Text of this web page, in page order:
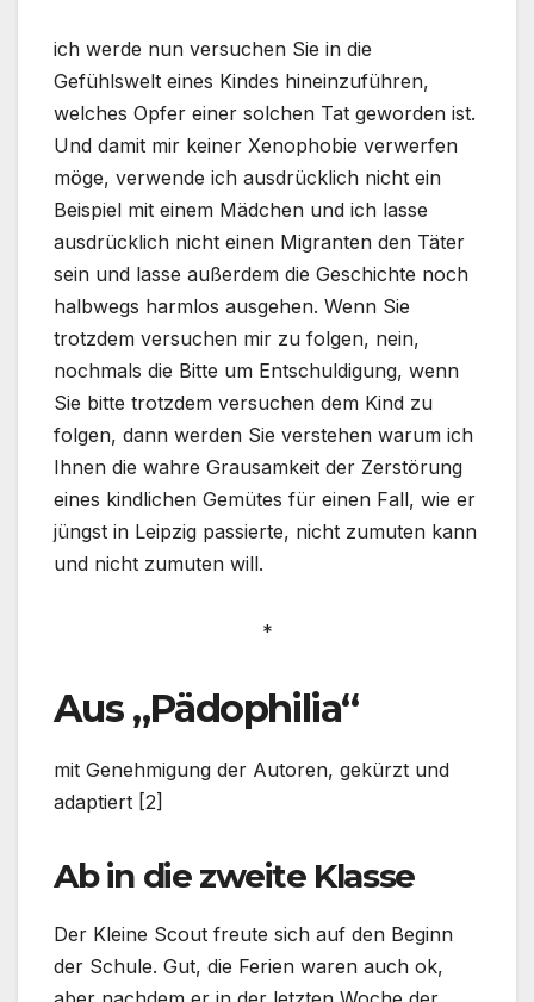
ich werde nun versuchen Sie in die
Gefühlswelt eines Kindes hineinzuführen,
welches Opfer einer solchen Tat geworden ist.
Und damit mir keiner Xenophobie verwerfen
möge, verwende ich ausdrücklich nicht ein
Beispiel mit einem Mädchen und ich lasse
ausdrücklich nicht einen Migranten den Täter
sein und lasse außerdem die Geschichte noch
halbwegs harmlos ausgehen. Wenn Sie
trotzdem versuchen mir zu folgen, nein,
nochmals die Bitte um Entschuldigung, wenn
Sie bitte trotzdem versuchen dem Kind zu
folgen, dann werden Sie verstehen warum ich
Ihnen die wahre Grausamkeit der Zerstörung
eines kindlichen Gemütes für einen Fall, wie er
jüngst in Leipzig passierte, nicht zumuten kann
und nicht zumuten will.
*
Aus „Pädophilia“
mit Genehmigung der Autoren, gekürzt und
adaptiert [2]
Ab in die zweite Klasse
Der Kleine Scout freute sich auf den Beginn
der Schule. Gut, die Ferien waren auch ok,